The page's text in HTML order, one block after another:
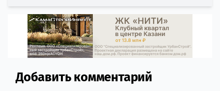
Comment section
Добавить комментарий